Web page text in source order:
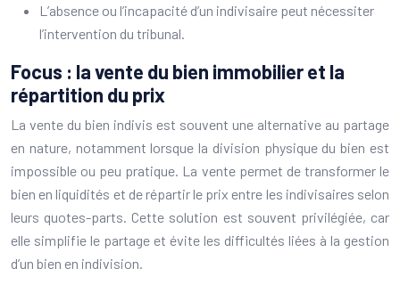
L’absence ou l’incapacité d’un indivisaire peut nécessiter
l’intervention du tribunal.
Focus : la vente du bien immobilier et la
répartition du prix
La vente du bien indivis est souvent une alternative au partage
en nature, notamment lorsque la division physique du bien est
impossible ou peu pratique. La vente permet de transformer le
bien en liquidités et de répartir le prix entre les indivisaires selon
leurs quotes-parts. Cette solution est souvent privilégiée, car
elle simplifie le partage et évite les difficultés liées à la gestion
d’un bien en indivision.